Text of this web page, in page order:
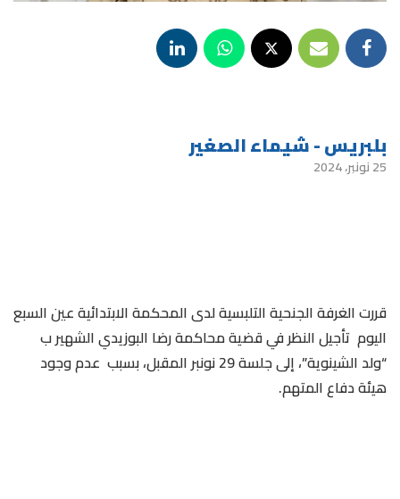
بلبريس - شيماء الصغير
25 نونبر، 2024
قررت الغرفة الجنحية التلبسية لدى المحكمة الابتدائية عين السبع
اليوم تأجيل النظر في قضية محاكمة رضا البوزيدي الشهير ب
“ولد الشينوية”، إلى جلسة 29 نونبر المقبل، بسبب عدم وجود
هيئة دفاع المتهم.